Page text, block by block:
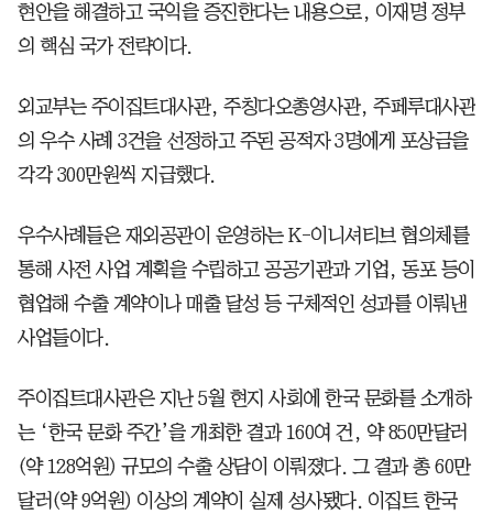
현안을 해결하고 국익을 증진한다는 내용으로, 이재명 정부
의 핵심 국가 전략이다.
외교부는 주이집트대사관, 주칭다오총영사관, 주페루대사관
의 우수 사례 3건을 선정하고 주된 공적자 3명에게 포상금을
각각 300만원씩 지급했다.
우수사례들은 재외공관이 운영하는 K-이니셔티브 협의체를
통해 사전 사업 계획을 수립하고 공공기관과 기업, 동포 등이
협업해 수출 계약이나 매출 달성 등 구체적인 성과를 이뤄낸
사업들이다.
주이집트대사관은 지난 5월 현지 사회에 한국 문화를 소개하
는 ‘한국 문화 주간’을 개최한 결과 160여 건, 약 850만달러
(약 128억원) 규모의 수출 상담이 이뤄졌다. 그 결과 총 60만
달러(약 9억원) 이상의 계약이 실제 성사됐다. 이집트 한국